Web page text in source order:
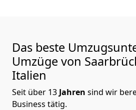
Das beste
Umzüge von
Italien
Seit über 13 Jahren sind wir
Business tätig.